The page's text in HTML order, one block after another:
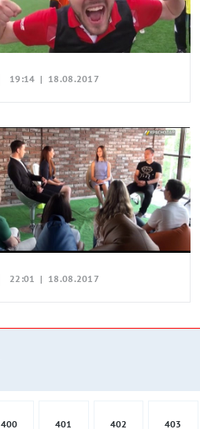
19:14 | 18.08.2017
22:01 | 18.08.2017
400 401 402 403